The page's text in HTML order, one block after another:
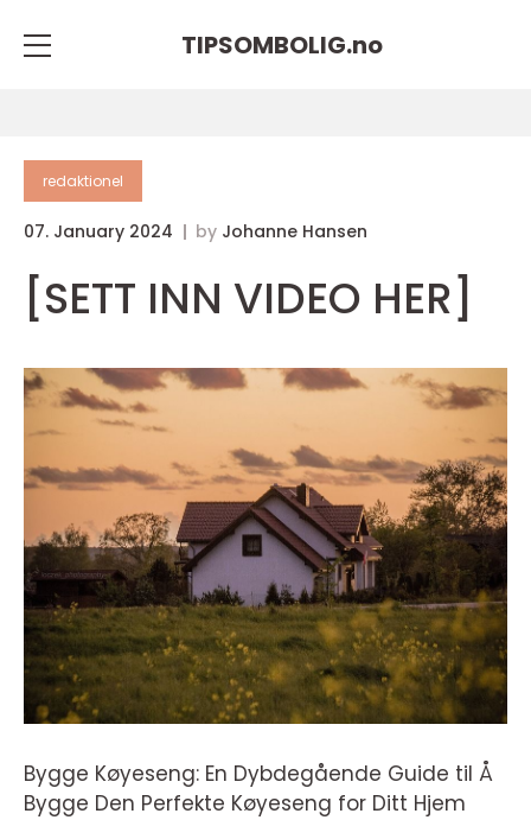
TIPSOMBOLIG.no
redaktionel
07. January 2024 by Johanne Hansen
[SETT INN VIDEO HER]
Bygge Køyeseng: En Dybdegående Guide til Å
Bygge Den Perfekte Køyeseng for Ditt Hjem